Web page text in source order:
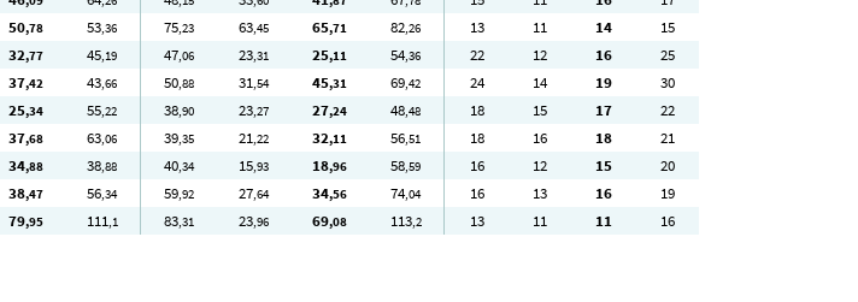
50,78 53,36 75,23 63,45 65,71 82,26 13 11 14
15
32,77 45,19 47,06 23,31 25,11 54,36 22 12 16
25
37,42 43,66 50,88 31,54 45,31 69,42 24 14 19
30
25,34 55,22 38,90 23,27 27,24 48,48 18 15 17
22
37,68 63,06 39,35 21,22 32,11 56,51 18 16 18
21
34,88 38,88 40,34 15,93 18,96 58,59 16 12 15
20
38,47 56,34 59,92 27,64 34,56 74,04 16 13 16
19
79,95 111,1 83,31 23,96 69,08 113,2 13 11 11 16